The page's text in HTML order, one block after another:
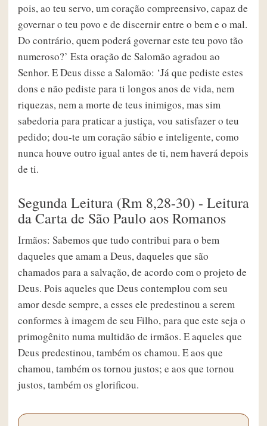
pois, ao teu servo, um coração compreensivo, capaz de
governar o teu povo e de discernir entre o bem e o mal.
Do contrário, quem poderá governar este teu povo tão
numeroso?’ Esta oração de Salomão agradou ao
Senhor. E Deus disse a Salomão: ‘Já que pediste estes
dons e não pediste para ti longos anos de vida, nem
riquezas, nem a morte de teus inimigos, mas sim
sabedoria para praticar a justiça, vou satisfazer o teu
pedido; dou-te um coração sábio e inteligente, como
nunca houve outro igual antes de ti, nem haverá depois
de ti.
Segunda Leitura (Rm 8,28-30) - Leitura
da Carta de São Paulo aos Romanos
Irmãos: Sabemos que tudo contribui para o bem
daqueles que amam a Deus, daqueles que são
chamados para a salvação, de acordo com o projeto de
Deus. Pois aqueles que Deus contemplou com seu
amor desde sempre, a esses ele predestinou a serem
conformes à imagem de seu Filho, para que este seja o
primogênito numa multidão de irmãos. E aqueles que
Deus predestinou, também os chamou. E aos que
chamou, também os tornou justos; e aos que tornou
justos, também os glorificou.